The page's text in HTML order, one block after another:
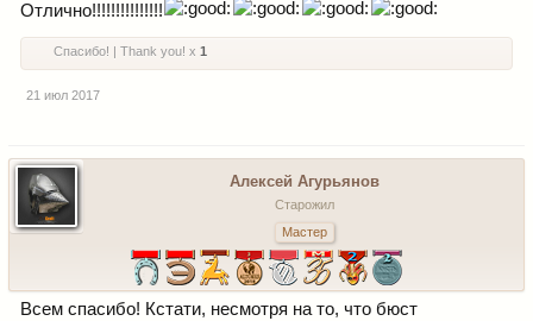
Отлично!!!!!!!!!!!!!!!
Спасибо! | Thank you! x 1
21 июл 2017
Алексей Агурьянов
Старожил
Мастер
Всем спасибо! Кстати, несмотря на то, что бюст